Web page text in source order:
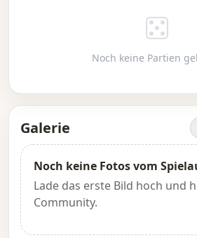
Noch keine Partien
Galerie
Noch keine Fotos vom
Lade das erste Bild hoch und
Community.